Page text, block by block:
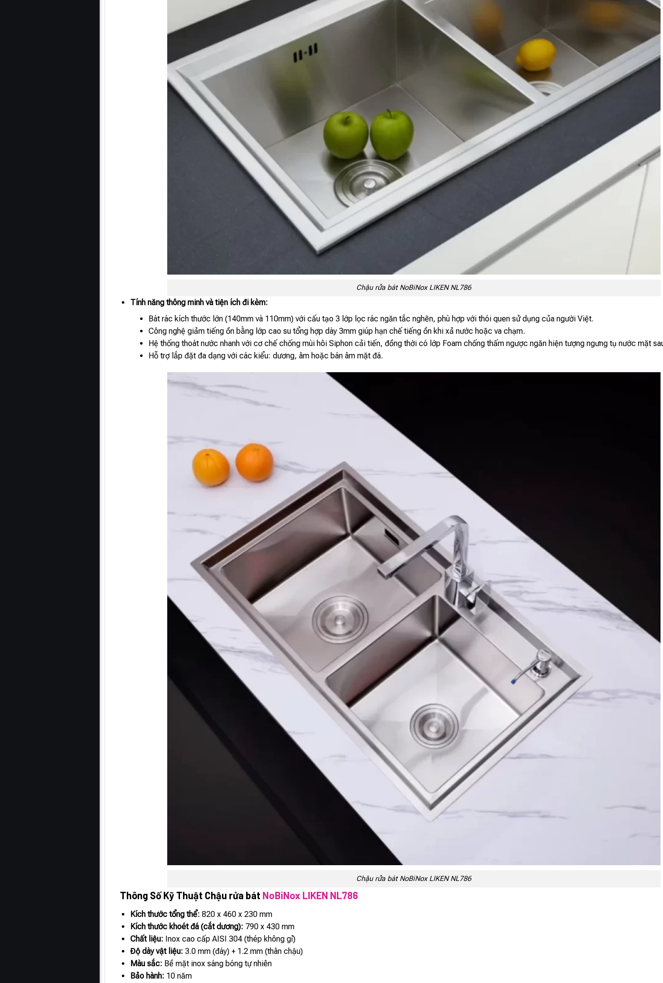
Chậu rửa bát NoBiNox LIKEN NL786
Tính năng thông minh và tiện ích đi kèm:
Bát rác kích thước lớn (140mm và 110mm) với cấu tạo 3 lớp lọc rác ngăn tắc nghẽn, phù hợp với thói quen sử dụng của người Việt.
Công nghệ giảm tiếng ồn bằng lớp cao su tổng hợp dày 3mm giúp hạn chế tiếng ồn khi xả nước hoặc va chạm.
Hệ thống thoát nước nhanh với cơ chế chống mùi hôi Siphon cải tiến, đồng thời có lớp Foam chống thấm ngược ngăn hiện tượng ngưng tụ nước mặt
Hỗ trợ lắp đặt đa dạng với các kiểu: dương, âm hoặc bán âm mặt đá.
Chậu rửa bát NoBiNox LIKEN NL786
Thông Số Kỹ Thuật Chậu rửa bát NoBiNox LIKEN NL786
Kích thước tổng thể: 820 x 460 x 230 mm
Kích thước khoét đá (cắt dương): 790 x 430 mm
Chất liệu: Inox cao cấp AISI 304 (thép không gỉ)
Độ dày vật liệu: 3.0 mm (đáy) + 1.2 mm (thân chậu)
Màu sắc: Bề mặt inox sáng bóng tự nhiên
Bảo hành: 10 năm